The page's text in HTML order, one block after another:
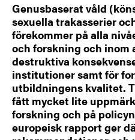
Genusbaserat våld
sexuella trakasserier
förekommer på alla
och forskning och inom
destruktiva
institutioner samt för
utbildningens kvalitet.
fått mycket lite
forskning och på
europeisk rapport ger